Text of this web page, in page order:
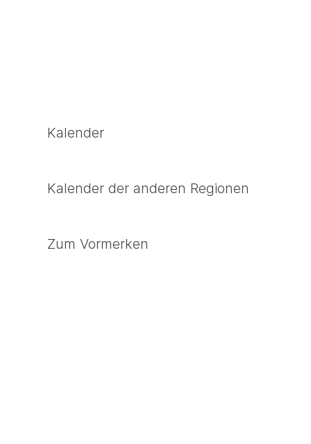
Kalender
Kalender der anderen Regionen
Zum Vormerken